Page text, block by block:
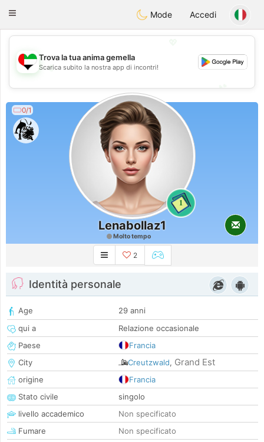
Emirates Chat
Toggle
Mode Accedi
💖
💕
Trova la tua anima gemella
Scarica subito la nostra app di incontri!
0/1
1
Lenabollaz1
Molto tempo
2
Identità personale
Age
29 anni
qui a
Relazione occasionale
Paese
Francia
City
Creutzwald, Grand Est
origine
Francia
Stato civile
singolo
livello accademico
Non specificato
Fumare
Non specificato